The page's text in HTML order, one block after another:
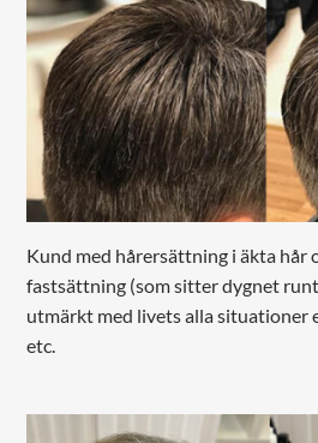
Kund med hårersättning i äkta hår
fastsättning (som sitter dygnet
utmärkt med livets alla situationer
etc.